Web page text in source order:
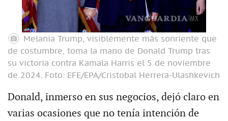
Melania Trump, visiblemente más sonriente que
de costumbre, toma la mano de Donald Trump tras
su victoria contra Kamala Harris el 5 de noviembre
de 2024. Foto: EFE/EPA/Cristobal Herrera-Ulashkevich
Donald, inmerso en sus negocios, dejó claro en
varias ocasiones que no tenía intención de